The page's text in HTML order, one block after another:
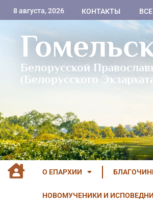
8 августа, 2026 КОНТАКТЫ
Белорусской
(Белорусского
О ЕПАРХИИ
НОВОМУЧЕНИКИ И